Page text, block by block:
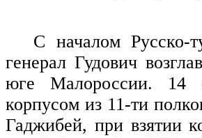
С началом Русско-
генерал Гудович
юге Малороссии. 14
корпусом из 11-ти
Гаджибей, при взятии